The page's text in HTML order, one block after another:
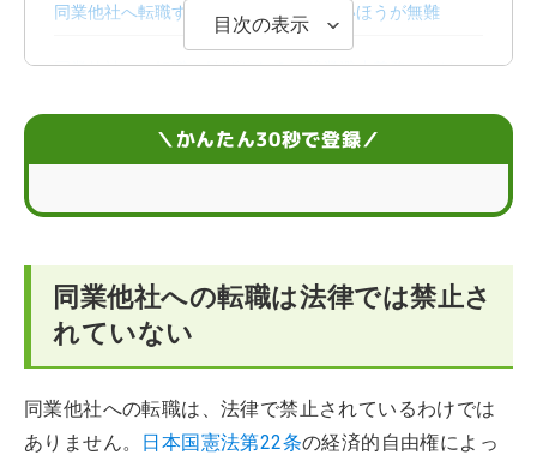
同業他社へ転職する際は周囲に言わないほうが無難
同業他社への転職の妨げとなる「競業避止義務」とは
同業他社へ転職するときの4つの注意点
同業他社への転職に関するFAQ
目次の表示
＼かんたん30秒で登録／
同業他社への転職は法律では禁止さ
れていない
同業他社への転職は、法律で禁止されているわけでは
ありません。 日本国憲法第22条の経済的自由権によっ